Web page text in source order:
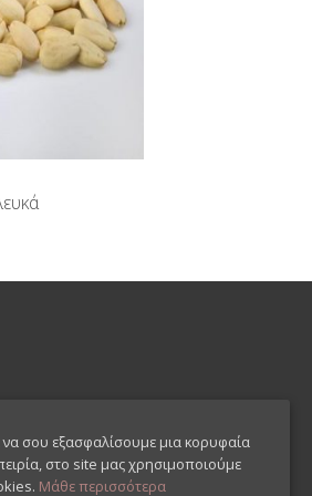
να σου εξασφαλίσουμε μια κορυφαία
στο site μας χρησιμοποιούμε
Μάθε περισσότερα